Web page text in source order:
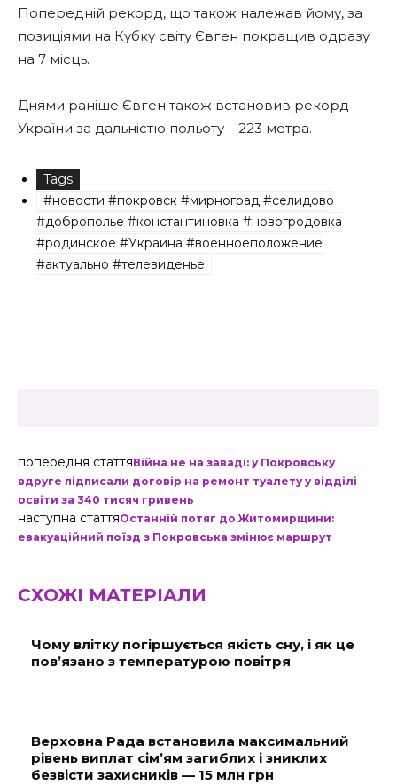
Попередній рекорд, що також належав йому, за
позиціями на Кубку світу Євген покращив одразу
на 7 місць.
Днями раніше Євген також встановив рекорд
України за дальністю польоту – 223 метра.
Tags
#новости #покровск #мирноград #селидово
#доброполье #константиновка #новогродовка
#родинское #Украина #военноеположение
#актуально #телевиденье
попередня статтяВійна не на заваді: у Покровську
вдруге підписали договір на ремонт туалету у відділі
освіти за 340 тисяч гривень
наступна статтяОстанній потяг до Житомирщини:
евакуаційний поїзд з Покровська змінює маршрут
СХОЖІ МАТЕРІАЛИ
Чому влітку погіршується якість сну, і як це
пов’язано з температурою повітря
Верховна Рада встановила максимальний
рівень виплат сім’ям загиблих і зниклих
безвісти захисників — 15 млн грн